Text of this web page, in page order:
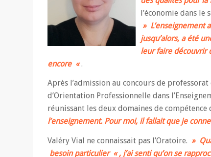
l’économie dans le
» L’enseignement
jusqu’alors, a été
leur faire découvrir
encore «.
Après l’admission au concours de professorat
d’Orientation Professionnelle dans
réunissant les deux domaines de compétence
l’enseignement. Pour moi, il fallait que je
Valéry Vial ne connaissait pas l’Oratoire. »
besoin particulier « , j’ai senti qu’on se